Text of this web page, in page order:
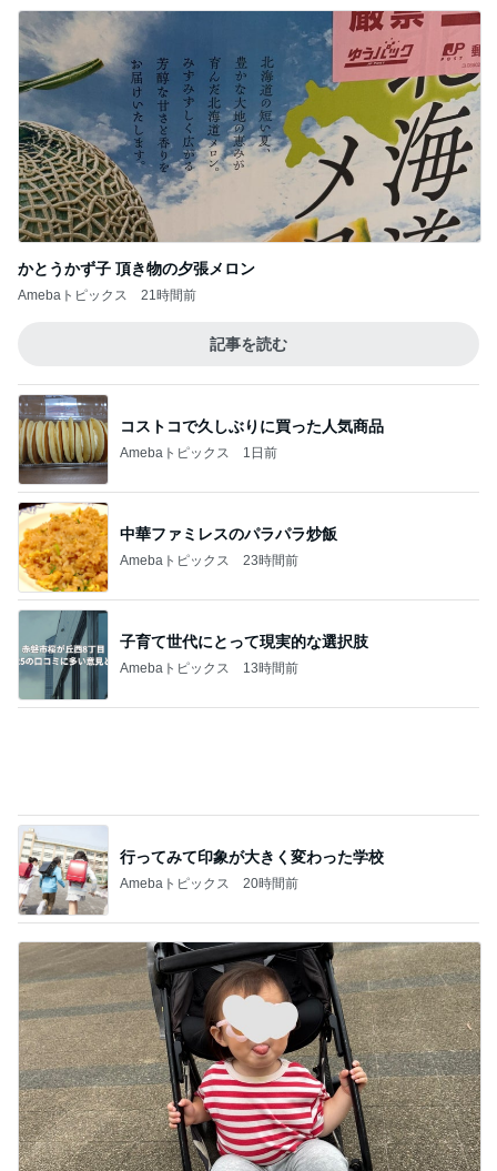
ハサミで自分の服を切っていた2歳
Amebaトピックス 1日前
記事を読む
山田邦子 宇都宮の激励会で寝落ち
Amebaトピックス 1日前
夫が把握していなかった子の自転車
Amebaトピックス 20時間前
オッサンの域でも赤ちゃんみたいな猫
Amebaトピックス 1日前
貸切の店内にあった可愛いグッズ
Amebaトピックス 1日前